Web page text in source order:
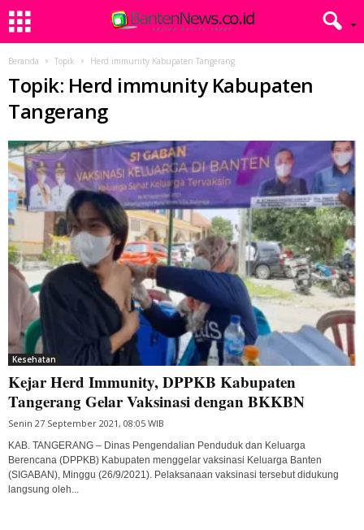
Beranda Topik Herd immunity Kabupaten Tangerang
Topik: Herd immunity Kabupaten
Tangerang
Kesehatan
Kejar Herd Immunity, DPPKB Kabupaten
Tangerang Gelar Vaksinasi dengan BKKBN
Senin 27 September 2021, 08:05 WIB
KAB. TANGERANG – Dinas Pengendalian Penduduk dan Keluarga
Berencana (DPPKB) Kabupaten menggelar vaksinasi Keluarga Banten
(SIGABAN), Minggu (26/9/2021). Pelaksanaan vaksinasi tersebut didukung
langsung oleh...